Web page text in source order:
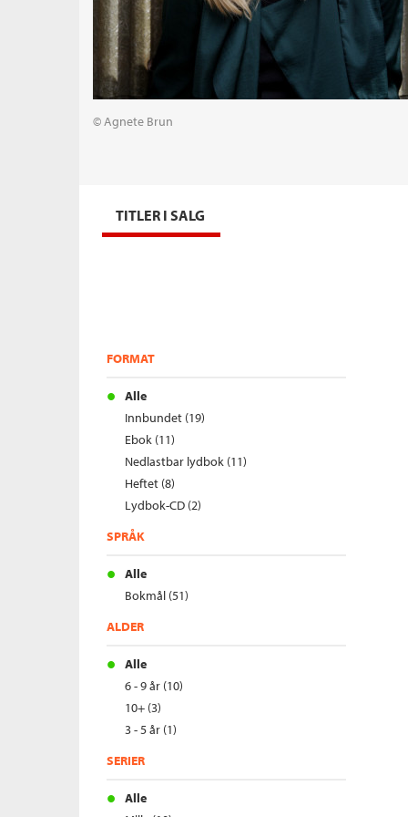
© Agnete Brun
TITLER I SALG
FORMAT
Alle
Innbundet (19)
Ebok (11)
Nedlastbar lydbok (11)
Heftet (8)
Lydbok-CD (2)
SPRÅK
Alle
Bokmål (51)
ALDER
Alle
6 - 9 år (10)
10+ (3)
3 - 5 år (1)
SERIER
Alle